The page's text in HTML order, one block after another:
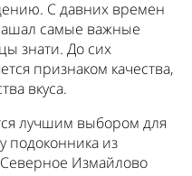
С давних времен
самые важные
знати. До сих
признаком качества,
вкуса.
лучшим выбором для
подоконника из
Измайлово